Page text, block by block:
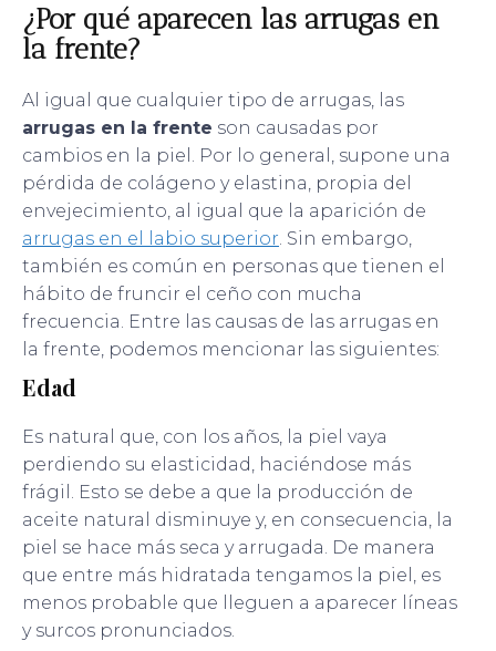
¿Por qué aparecen las arrugas en
la frente?
Al igual que cualquier tipo de arrugas, las
arrugas en la frente son causadas por
cambios en la piel. Por lo general, supone una
pérdida de colágeno y elastina, propia del
envejecimiento, al igual que la aparición de
arrugas en el labio superior. Sin embargo,
también es común en personas que tienen el
hábito de fruncir el ceño con mucha
frecuencia. Entre las causas de las arrugas en
la frente, podemos mencionar las siguientes:
Edad
Es natural que, con los años, la piel vaya
perdiendo su elasticidad, haciéndose más
frágil. Esto se debe a que la producción de
aceite natural disminuye y, en consecuencia, la
piel se hace más seca y arrugada. De manera
que entre más hidratada tengamos la piel, es
menos probable que lleguen a aparecer líneas
y surcos pronunciados.